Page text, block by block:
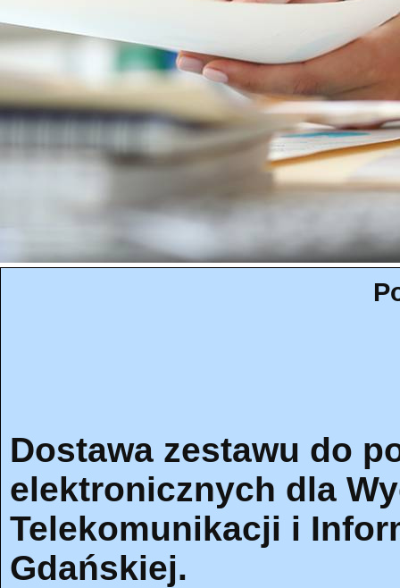
Dostawa zestawu do
elektronicznych dla
Telekomunikacji i
Gdańskiej.